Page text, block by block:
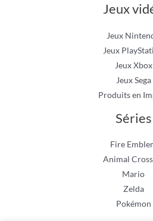
Jeux
Jeux
Jeux
Jeux Xbox
Jeux Sega
Produits en
Séries
Fire
Animal
Mario
Zelda
Pokémon